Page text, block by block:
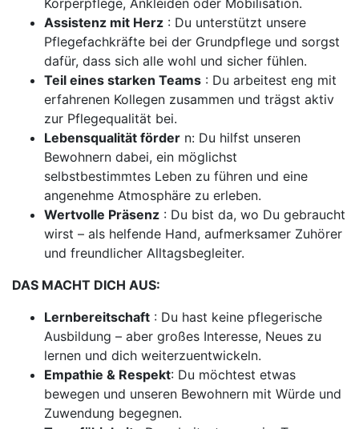
Körperpflege, Ankleiden oder Mobilisation.
Assistenz mit Herz : Du unterstützt unsere
Pflegefachkräfte bei der Grundpflege und sorgst
dafür, dass sich alle wohl und sicher fühlen.
Teil eines starken Teams : Du arbeitest eng mit
erfahrenen Kollegen zusammen und trägst aktiv
zur Pflegequalität bei.
Lebensqualität förder n: Du hilfst unseren
Bewohnern dabei, ein möglichst
selbstbestimmtes Leben zu führen und eine
angenehme Atmosphäre zu erleben.
Wertvolle Präsenz : Du bist da, wo Du gebraucht
wirst – als helfende Hand, aufmerksamer Zuhörer
und freundlicher Alltagsbegleiter.
DAS MACHT DICH AUS:
Lernbereitschaft : Du hast keine pflegerische
Ausbildung – aber großes Interesse, Neues zu
lernen und dich weiterzuentwickeln.
Empathie & Respekt: Du möchtest etwas
bewegen und unseren Bewohnern mit Würde und
Zuwendung begegnen.